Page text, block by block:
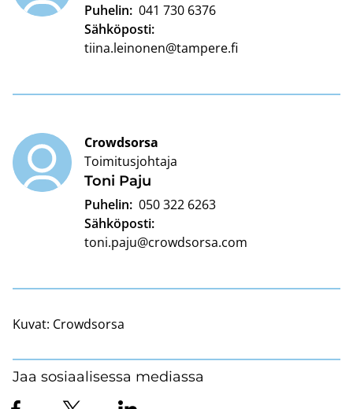
Puhelin: 041 730 6376
Sähköposti:
tiina.leinonen@tampere.fi
Toni Paju
Crowdsorsa
Toimitusjohtaja
Puhelin: 050 322 6263
Sähköposti:
toni.paju@crowdsorsa.com
Kuvat: Crowdsorsa
Jaa sosiaalisessa mediassa